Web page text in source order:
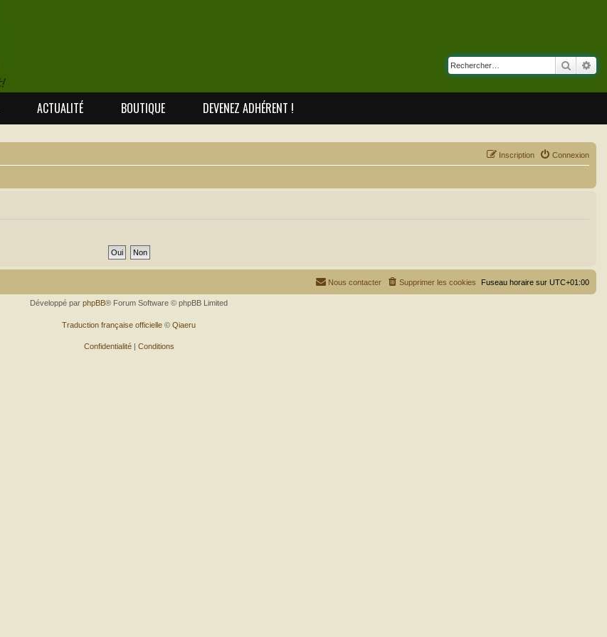
ACTUALITÉ BOUTIQUE DEVENEZ ADHÉRENT !
Connexion
Inscription
Fuseau horaire sur UTC+01:00
Supprimer les cookies
Nous contacter
Développé par phpBB® Forum Software © phpBB Limited
Traduction française officielle © Qiaeru
Confidentialité| Conditions